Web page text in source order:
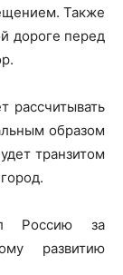
Также
дороге перед
рассчитывать
образом
транзитом
Россию за
развитию